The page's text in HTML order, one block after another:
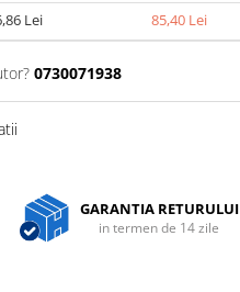
Lei 85,40 Lei
0730071938
GARANTIA RETURULUI
in termen de 14 zile